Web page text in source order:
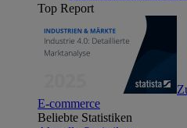
Top Report
E-commerce
Beliebte Statistiken